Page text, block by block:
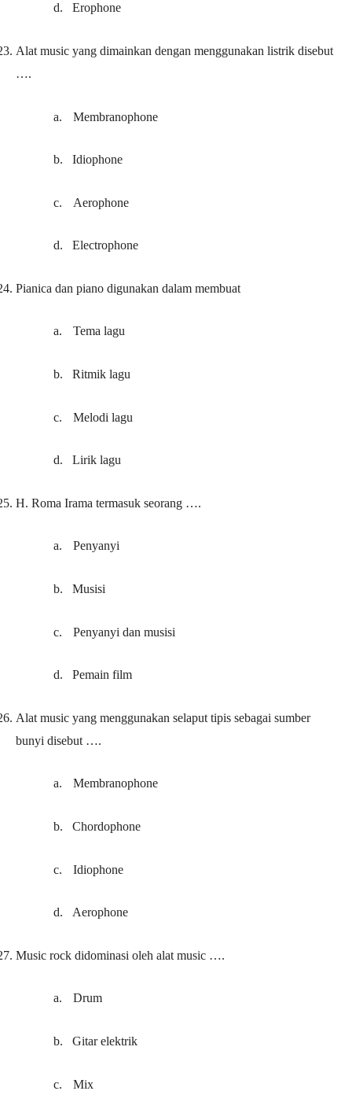
d. Erophone
Alat music yang dimainkan dengan menggunakan listrik disebut
….
a. Membranophone
b. Idiophone
c. Aerophone
d. Electrophone
Pianica dan piano digunakan dalam membuat
a. Tema lagu
b. Ritmik lagu
c. Melodi lagu
d. Lirik lagu
H. Roma Irama termasuk seorang ….
a. Penyanyi
b. Musisi
c. Penyanyi dan musisi
d. Pemain film
Alat music yang menggunakan selaput tipis sebagai sumber
bunyi disebut ….
a. Membranophone
b. Chordophone
c. Idiophone
d. Aerophone
Music rock didominasi oleh alat music ….
a. Drum
b. Gitar elektrik
c. Mix